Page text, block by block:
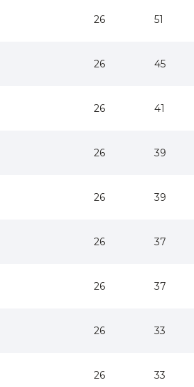
26 51
26 45
26 41
26 39
26 39
26 37
26 37
26 33
26 33